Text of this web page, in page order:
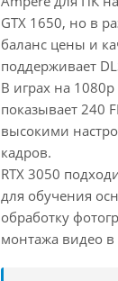
GTX 1650, но в
баланс цены и
поддерживает
В играх на 1080p
показывает 240
высокими
кадров.
RTX 3050
для обучения
обработку
монтажа видео в